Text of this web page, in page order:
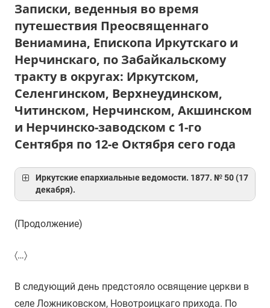
Записки, веденныя во время
путешествия Преосвященнаго
Вениамина, Епископа Иркутскаго и
Нерчинскаго, по Забайкальскому
тракту в округах: Иркутском,
Селенгинском, Верхнеудинском,
Читинском, Нерчинском, Акшинском
и Нерчинско-заводском с 1-го
Сентября по 12-е Октября сего года
Иркутские епархиальные ведомости. 1877. № 50 (17
декабря).
(Продолжение)
〈…〉
В следующий день предстояло освящение церкви в
селе Ложниковском, Новотроицкаго прихода. По